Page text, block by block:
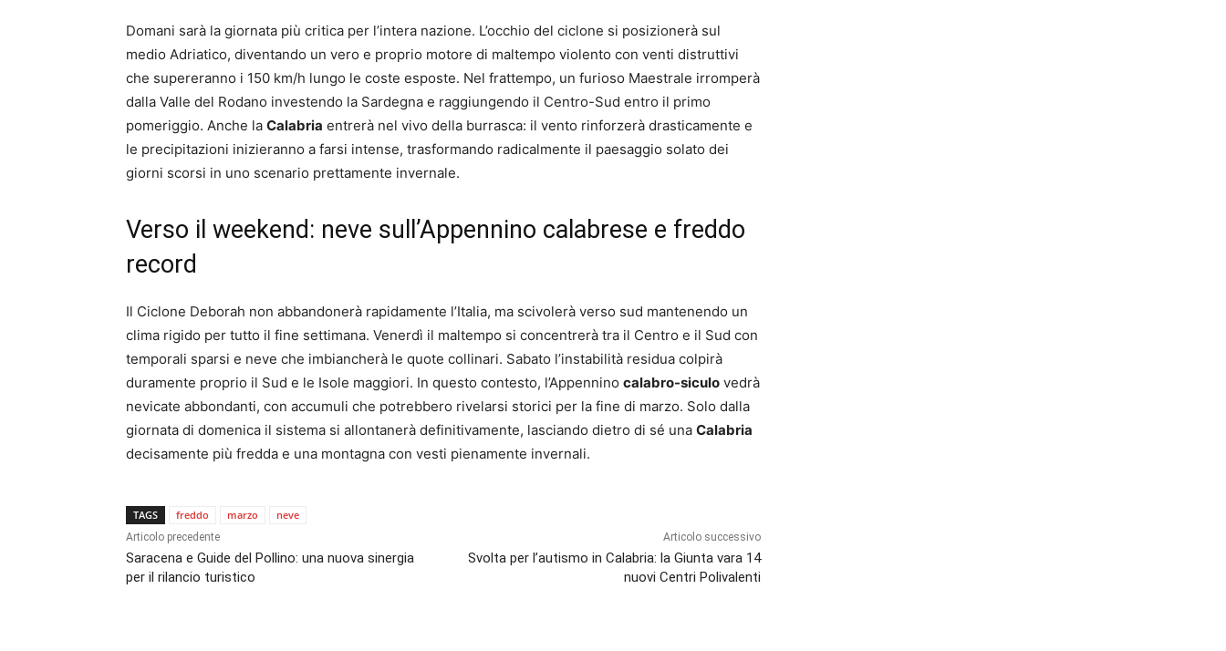
Domani sarà la giornata più critica per l’intera nazione. L’occhio del ciclone si posizionerà sul
medio Adriatico, diventando un vero e proprio motore di maltempo violento con venti distruttivi
che supereranno i 150 km/h lungo le coste esposte. Nel frattempo, un furioso Maestrale irromperà
dalla Valle del Rodano investendo la Sardegna e raggiungendo il Centro-Sud entro il primo
pomeriggio. Anche la Calabria entrerà nel vivo della burrasca: il vento rinforzerà drasticamente e
le precipitazioni inizieranno a farsi intense, trasformando radicalmente il paesaggio solato dei
giorni scorsi in uno scenario prettamente invernale.
Verso il weekend: neve sull’Appennino calabrese e freddo
record
Il Ciclone Deborah non abbandonerà rapidamente l’Italia, ma scivolerà verso sud mantenendo un
clima rigido per tutto il fine settimana. Venerdì il maltempo si concentrerà tra il Centro e il Sud con
temporali sparsi e neve che imbiancherà le quote collinari. Sabato l’instabilità residua colpirà
duramente proprio il Sud e le Isole maggiori. In questo contesto, l’Appennino calabro-siculo vedrà
nevicate abbondanti, con accumuli che potrebbero rivelarsi storici per la fine di marzo. Solo dalla
giornata di domenica il sistema si allontanerà definitivamente, lasciando dietro di sé una Calabria
decisamente più fredda e una montagna con vesti pienamente invernali.
TAGS freddo marzo neve
Articolo precedente
Saracena e Guide del Pollino: una nuova sinergia
per il rilancio turistico
Articolo successivo
Svolta per l’autismo in Calabria: la Giunta vara 14
nuovi Centri Polivalenti